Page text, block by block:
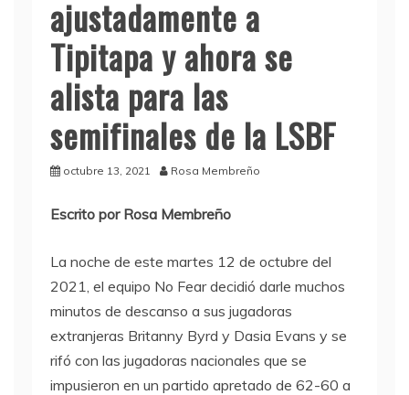
ajustadamente a
Tipitapa y ahora se
alista para las
semifinales de la LSBF
octubre 13, 2021 Rosa Membreño
Escrito por Rosa Membreño
La noche de este martes 12 de octubre del
2021, el equipo No Fear decidió darle muchos
minutos de descanso a sus jugadoras
extranjeras Britanny Byrd y Dasia Evans y se
rifó con las jugadoras nacionales que se
impusieron en un partido apretado de 62-60 a